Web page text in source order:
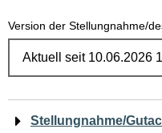
Version der Stellungnahme/
Navigation
Stellungnahme/